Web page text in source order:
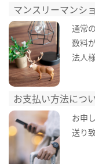
マンスリーマンシ
通常
数料
法人
お支払い方法につ
お申
送り